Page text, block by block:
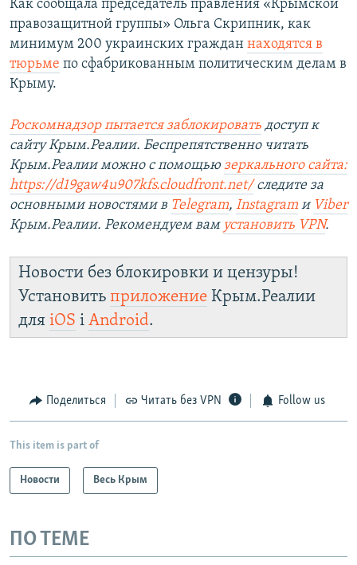
Как сообщала председатель правления «Крымской
правозащитной группы» Ольга Скрипник, как
минимум 200 украинских граждан находятся в
тюрьме по сфабрикованным политическим делам в
Крыму.
Роскомнадзор пытается заблокировать доступ к
сайту Крым.Реалии. Беспрепятственно читать
Крым.Реалии можно с помощью зеркального сайта:
https://d19gaw4u907kfs.cloudfront.net/следите за
основными новостями в Telegram, Instagram и Viber
Крым.Реалии. Рекомендуем вам установить VPN.
Новости без блокировки и цензуры!
Установить приложение Крым.Реалии
для iOS і Android.
Поделиться Читать без VPN Follow us
This item is part of
Новости Весь Крым
ПО ТЕМЕ